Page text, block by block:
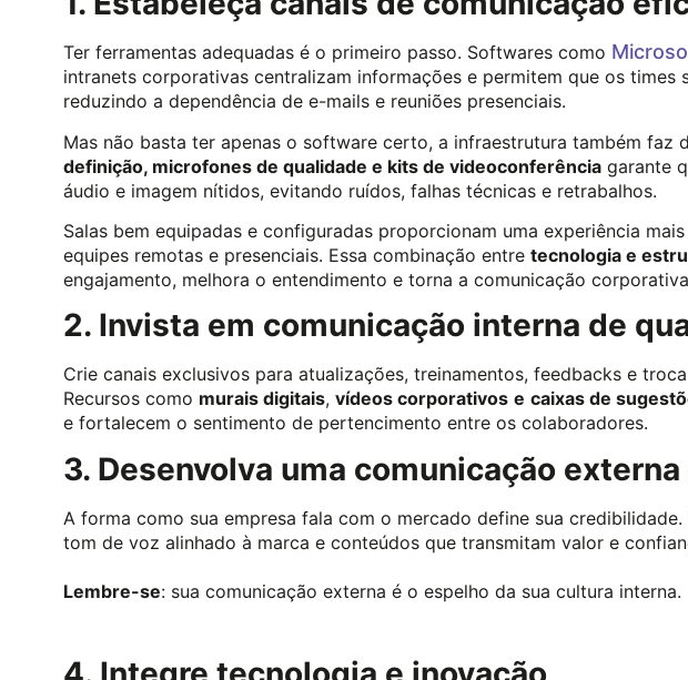
Ter ferramentas adequadas é o primeiro passo. Softwares como
intranets corporativas centralizam informações e permitem que os times
reduzindo a dependência de e-mails e reuniões presenciais.
Mas não basta ter apenas o software certo, a infraestrutura também faz
definição, microfones de qualidade e kits de videoconferência garante
áudio e imagem nítidos, evitando ruídos, falhas técnicas e retrabalhos.
Salas bem equipadas e configuradas proporcionam uma experiência
equipes remotas e presenciais. Essa combinação entre tecnologia e
engajamento, melhora o entendimento e torna a comunicação
2. Invista em comunicação interna de
Crie canais exclusivos para atualizações, treinamentos, feedbacks e
Recursos como murais digitais, vídeos corporativos e caixas de
e fortalecem o sentimento de pertencimento entre os colaboradores.
3. Desenvolva uma comunicação
A forma como sua empresa fala com o mercado define sua
tom de voz alinhado à marca e conteúdos que transmitam valor e
Lembre-se: sua comunicação externa é o espelho da sua cultura interna.